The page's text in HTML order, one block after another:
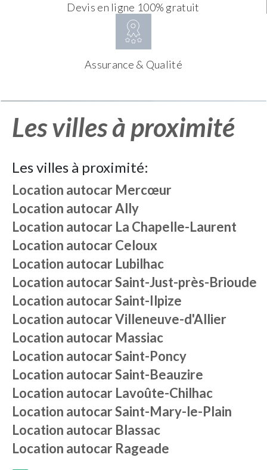
Devis en ligne 100% gratuit
Assurance & Qualité
Les villes à proximité
Les villes à proximité:
Location autocar Mercœur
Location autocarAlly
Location autocar La Chapelle-Laurent
Location autocarCeloux
Location autocar Lubilhac
Location autocarSaint-Just-près-Brioude
Location autocarSaint-Ilpize
Location autocarVilleneuve-d'Allier
Location autocar Massiac
Location autocarSaint-Poncy
Location autocarSaint-Beauzire
Location autocar Lavoûte-Chilhac
Location autocarSaint-Mary-le-Plain
Location autocar Blassac
Location autocar Rageade